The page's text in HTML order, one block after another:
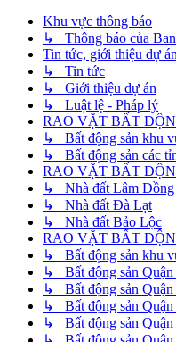
Khu vực thông báo
↳ Thông báo của
Tin tức, giới thiệu dự
↳ Tin tức
↳ Giới thiệu dự án
↳ Luật lệ - Pháp lý
RAO VẶT BẤT
↳ Bất động sản khu
↳ Bất động sản các
RAO VẶT BẤT
↳ Nhà đất Lâm Đồng
↳ Nhà đất Đà Lạt
↳ Nhà đất Bảo Lộc
RAO VẶT BẤT
↳ Bất động sản khu
↳ Bất động sản Quận
↳ Bất động sản Quận
↳ Bất động sản Quận
↳ Bất động sản Quận